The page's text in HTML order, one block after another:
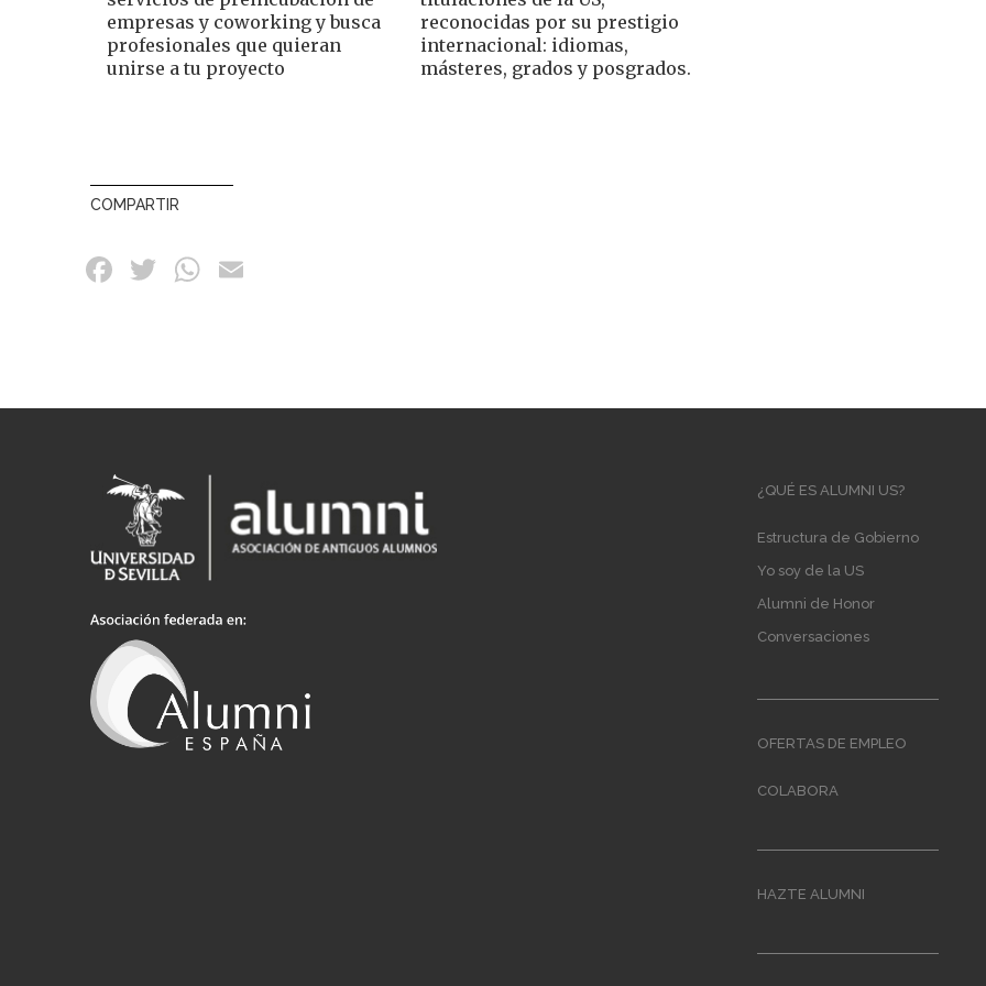
empresas y coworking y busca
profesionales que quieran
unirse a tu proyecto
reconocidas por su prestigio
internacional: idiomas,
másteres, grados y posgrados.
COMPARTIR
Main
¿QUÉ ES ALUMNI US?
Estructura de Gobierno
Yo soy de la US
Alumni de Honor
Conversaciones
OFERTAS DE EMPLEO
COLABORA
HAZTE ALUMNI